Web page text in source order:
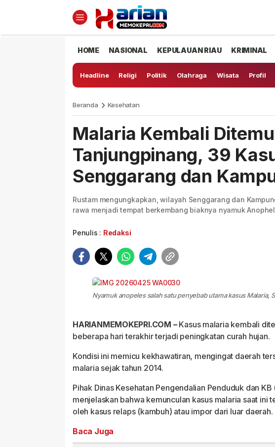
HOME NASIONAL KEPULAUAN RIAU KRIMINAL
Headline Religi Politik Olahraga Wisata Profil
Beranda Kesehatan
Malaria Kembali
Tanjungpinang, 39
Senggarang dan
Rustam mengungkapkan, wilayah Senggarang dan
rawa menjadi tempat berkembang biaknya nyamuk
Penulis : Redaksi
Nyamuk anopeles salah satu penyebab utama kasus
HARIANMEMOKEPRI.COM –Kasus malaria kembali
beberapa hari terakhir terjadi peningkatan curah hujan.
Kondisi ini memicu kekhawatiran, mengingat daerah
malaria sejak tahun 2014.
Pihak Dinas Kesehatan Pengendalian Penduduk dan
menjelaskan bahwa kemunculan kasus malaria saat ini
oleh kasus relaps (kambuh) atau impor dari luar daerah.
Baca Juga